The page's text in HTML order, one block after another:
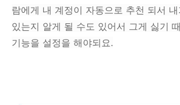
람에게 내 계정이 자동으로 추천 되서
있는지 알게 될 수도 있어서 그게 싫기
기능을 설정을 해야되요.